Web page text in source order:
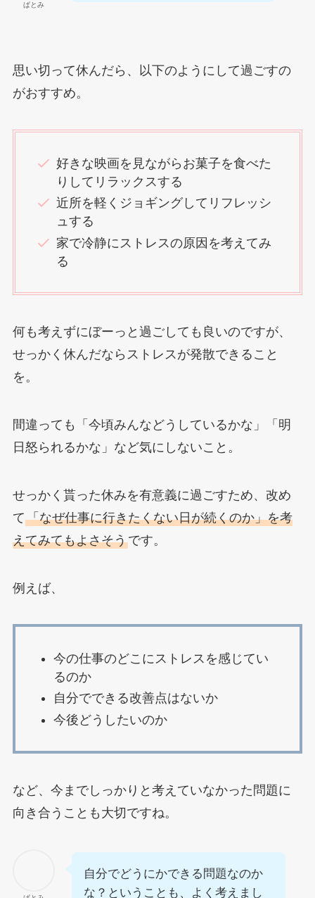
ぱとみ
思い切って休んだら、以下のようにして過ごすの
がおすすめ。
好きな映画を見ながらお菓子を食べた
りしてリラックスする
近所を軽くジョギングしてリフレッシ
ュする
家で冷静にストレスの原因を考えてみ
る
何も考えずにぼーっと過ごしても良いのですが、
せっかく休んだならストレスが発散できること
を。
間違っても「今頃みんなどうしているかな」「明
日怒られるかな」など気にしないこと。
せっかく貰った休みを有意義に過ごすため、改め
て「なぜ仕事に行きたくない日が続くのか」を考
えてみてもよさそうです。
例えば、
今の仕事のどこにストレスを感じてい
るのか
自分でできる改善点はないか
今後どうしたいのか
など、今までしっかりと考えていなかった問題に
向き合うことも大切ですね。
自分でどうにかできる問題なのか
な？ということも、よく考えまし